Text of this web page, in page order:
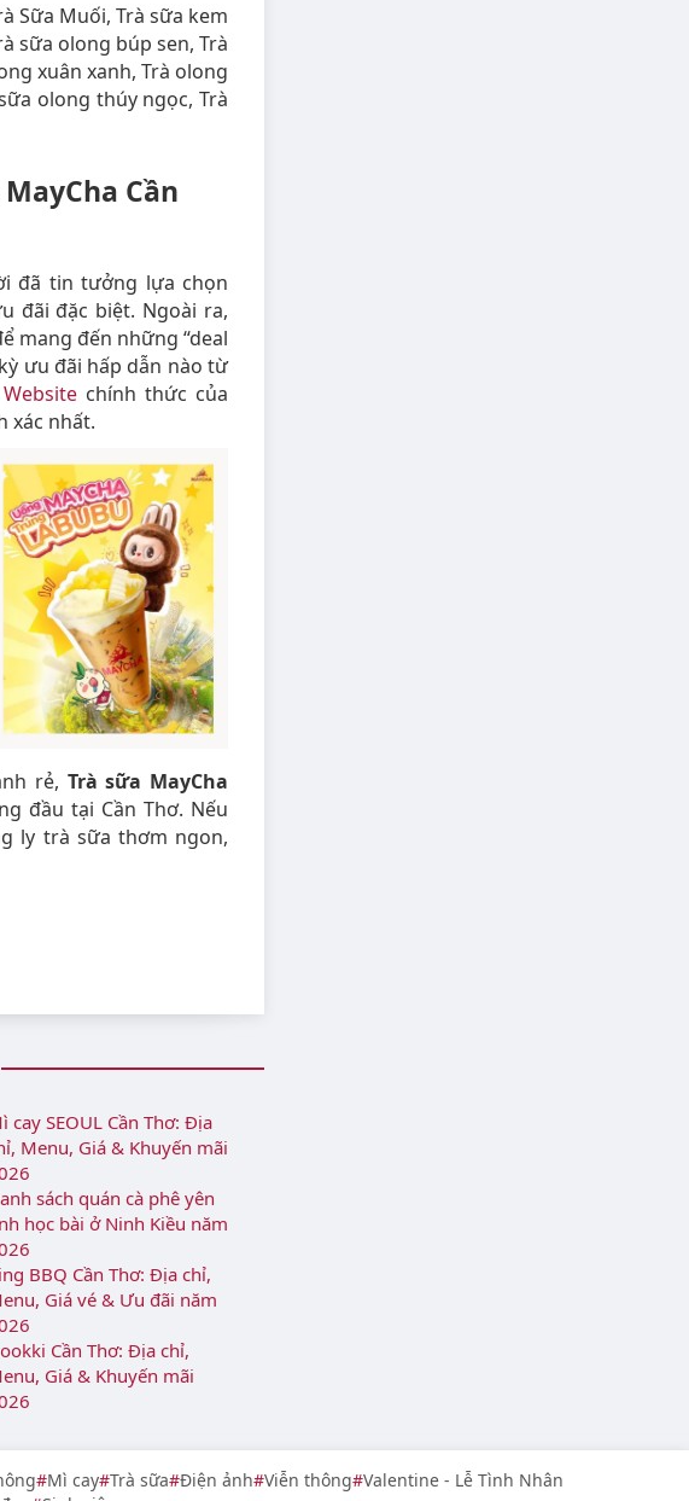
Sữa Muối, Trà sữa kem
sữa olong búp sen, Trà
xuân xanh, Trà olong
olong thúy ngọc, Trà
Cần
đã tin tưởng lựa chọn
đãi đặc biệt. Ngoài ra,
mang đến những “deal
ưu đãi hấp dẫn nào từ
Website chính thức của
xác nhất.
rẻ, Trà sữa MayCha
đầu tại Cần Thơ. Nếu
ly trà sữa thơm ngon,
cay SEOUL Cần Thơ: Địa
Menu, Giá & Khuyến mãi
sách quán cà phê yên
học bài ở Ninh Kiều năm
BBQ Cần Thơ: Địa chỉ,
Giá vé & Ưu đãi năm
Cần Thơ: Địa chỉ,
Giá & Khuyến mãi
Mì cay Trà sữa Điện ảnh Viễn thông Valentine - Lễ Tình Nhân